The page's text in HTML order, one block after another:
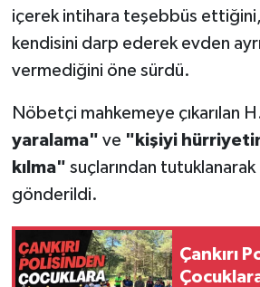
içerek intihara teşebbüs ettiğini,
kendisini darp ederek evden
vermediğini öne sürdü.
Nöbetçi mahkemeye çıkarılan
yaralama" ve "kişiyi
kılma" suçlarından
gönderildi.
Çankırı